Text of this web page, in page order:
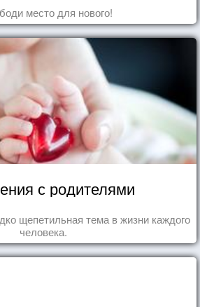
место для нового!
с родителями
щепетильная тема в жизни каждого
человека.